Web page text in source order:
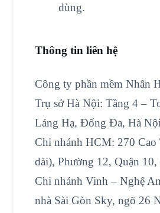
dùng.
Thông tin liên hệ
Công ty phần mềm Nhân
Trụ sở Hà Nội: Tầng 4 –
Láng Hạ, Đống Đa, Hà Nội
Chi nhánh HCM: 270 Cao
dài), Phường 12, Quận
Chi nhánh Vinh – Nghệ
nhà Sài Gòn Sky, ngõ 26